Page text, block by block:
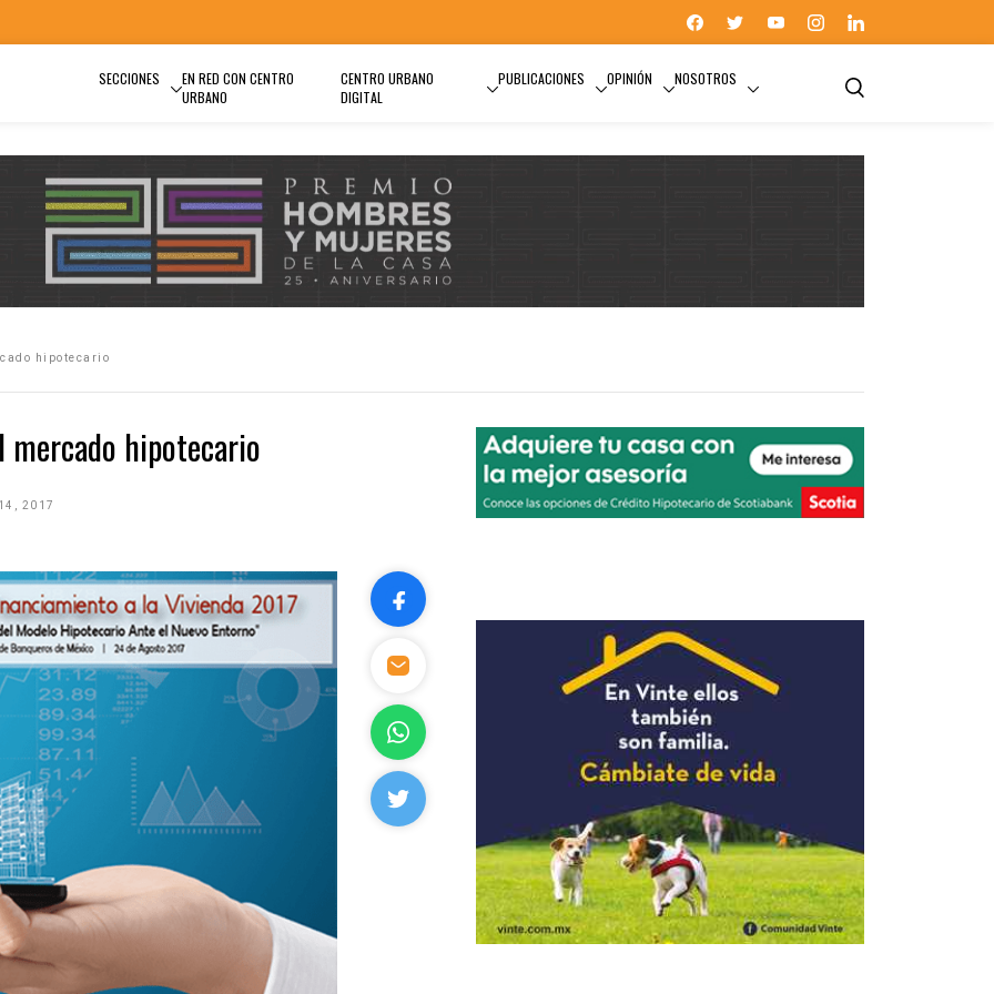
SECCIONES
EN RED CON CENTRO
URBANO
CENTRO URBANO
DIGITAL
PUBLICACIONES OPINIÓN NOSOTROS
hipotecario
mercado hipotecario
2017